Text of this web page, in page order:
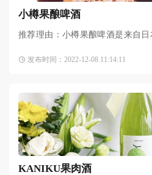
小樽果酿啤酒
推荐理由：小樽果酿啤酒是来自
而成。对于女生来说最不喜白酒的
发布时间：2022-12-08 11:14:11
KANIKU果肉酒